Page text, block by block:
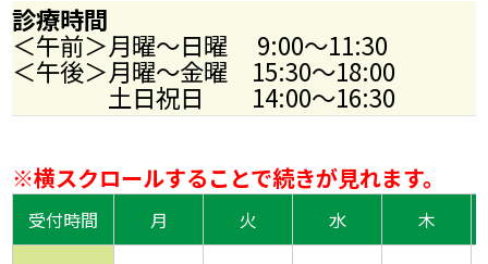
診療時間
＜午前＞月曜～日曜 9:00～11:30
＜午後＞月曜～金曜 15:30～18:00
土日祝日 14:00～16:30
※横スクロールすることで続きが見れます。
受付時間 月 火 水 木